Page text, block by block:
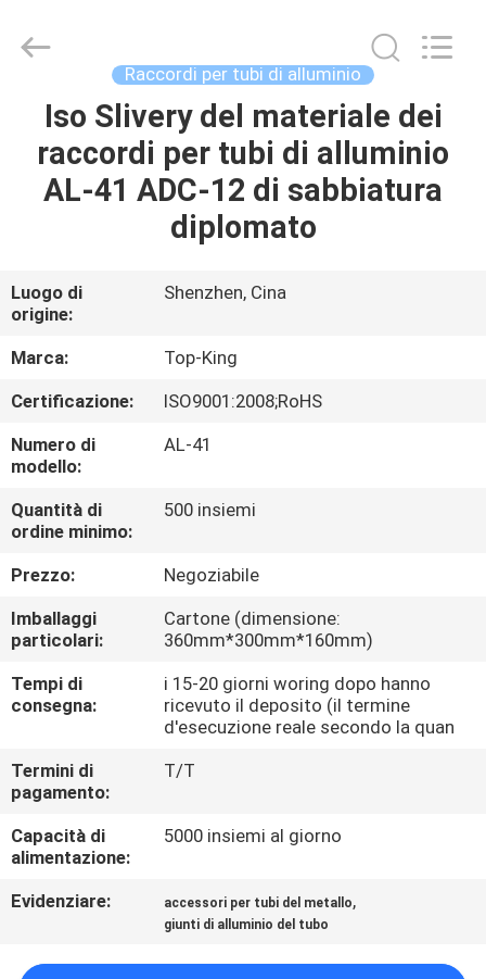
CASA.
PRODOTTI
DI
NOI
VISITA
ALLA
FABBRICA
CONTROLLO
DELLA
QUALITÀ
CONTATTACI
PREVENTIVO
MAPPA
DEL
Jingji
Technology
Raccordi per tubi di alluminio
Iso Slivery del materiale dei
raccordi per tubi di alluminio
AL-41 ADC-12 di sabbiatura
diplomato
Luogo di
origine:
Shenzhen, Cina
Marca:
Top-King
Certificazione:
ISO9001:2008;RoHS
Numero di
modello:
AL-41
Quantità di
ordine minimo:
500 insiemi
Prezzo:
Negoziabile
Imballaggi
particolari:
Cartone (dimensione:
360mm*300mm*160mm)
Tempi di
consegna:
i 15-20 giorni woring dopo hanno
ricevuto il deposito (il termine
d'esecuzione reale secondo la quan
Termini di
pagamento:
T/T
Capacità di
alimentazione:
5000 insiemi al giorno
Evidenziare: accessori per tubi del metallo,
giunti di alluminio del tubo